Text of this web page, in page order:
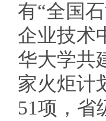
有“全国
企业技术
华大学共
家火炬计
51项，省